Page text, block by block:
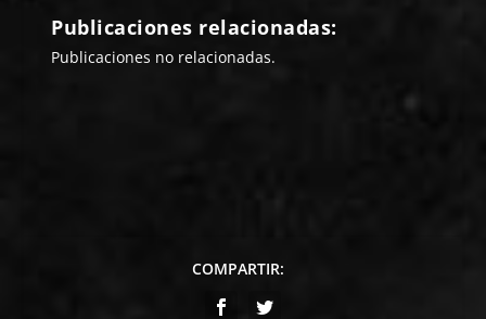
Publicaciones relacionadas:
Publicaciones no relacionadas.
COMPARTIR: